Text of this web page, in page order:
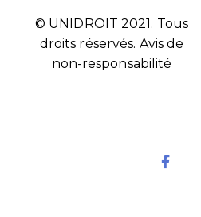
© UNIDROIT 2021. Tous
droits réservés. Avis de
non-responsabilité